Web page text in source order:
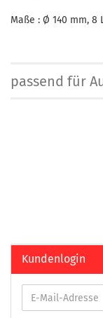
Maße : Ø 140 mm, 8
passend für
Kundenlogin